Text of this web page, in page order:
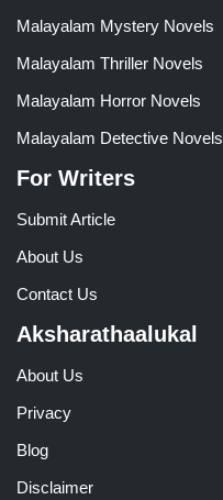
Malayalam Mystery Novels
Malayalam Thriller Novels
Malayalam Horror Novels
Malayalam Detective Novels
For Writers
Submit Article
About Us
Contact Us
Aksharathaalukal
About Us
Privacy
Blog
Disclaimer